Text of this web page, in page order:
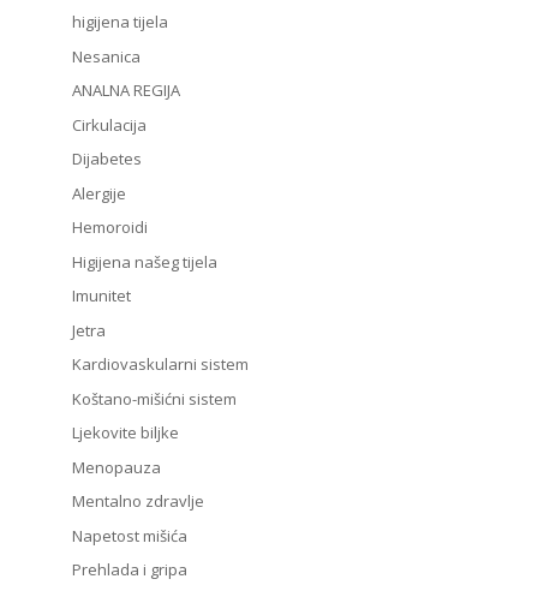
higijena tijela
Nesanica
ANALNA REGIJA
Cirkulacija
Dijabetes
Alergije
Hemoroidi
Higijena našeg tijela
Imunitet
Jetra
Kardiovaskularni sistem
Koštano-mišićni sistem
Ljekovite biljke
Menopauza
Mentalno zdravlje
Napetost mišića
Prehlada i gripa